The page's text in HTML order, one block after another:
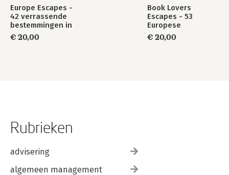
Europe Escapes -
42 verrassende
bestemmingen in
Europa
€ 20,00
Book Lovers
Escapes - 53
Europese
bestemmingen voor
een literaire reis
€ 20,00
Rubrieken
advisering
algemeen management